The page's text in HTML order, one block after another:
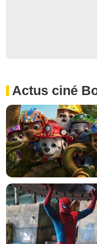
Actus ciné